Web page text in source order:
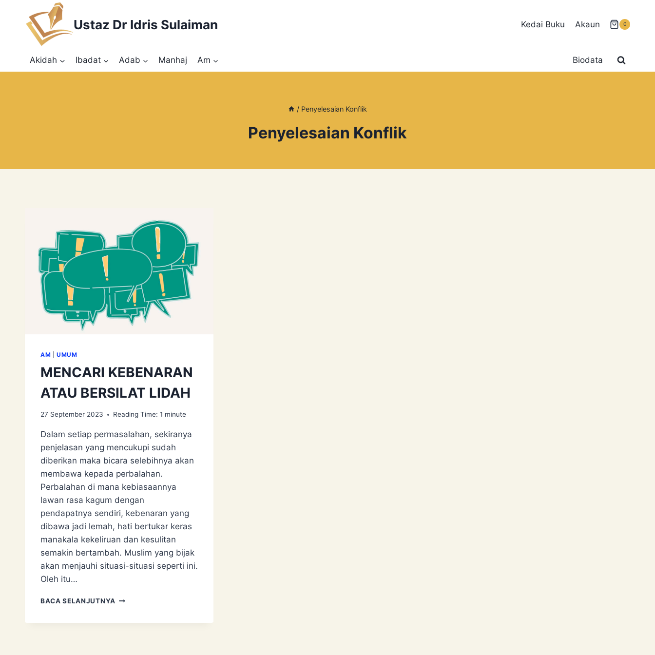
Ustaz Dr Idris Sulaiman Kedai Buku Akaun 0
Akidah Ibadat Adab Manhaj Am Biodata
/ Penyelesaian Konflik
Penyelesaian Konflik
AM UMUM
MENCARI KEBENARAN
ATAU BERSILAT LIDAH
27 September 2023 Reading Time: 1 minute
Dalam setiap permasalahan, sekiranya
penjelasan yang mencukupi sudah
diberikan maka bicara selebihnya akan
membawa kepada perbalahan.
Perbalahan di mana kebiasaannya
lawan rasa kagum dengan
pendapatnya sendiri, kebenaran yang
dibawa jadi lemah, hati bertukar keras
manakala kekeliruan dan kesulitan
semakin bertambah. Muslim yang bijak
akan menjauhi situasi-situasi seperti ini.
Oleh itu…
BACA SELANJUTNYA MENCARI